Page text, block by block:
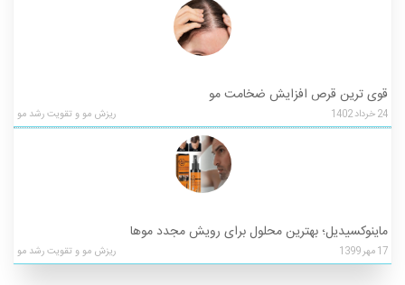
قوی ترین قرص افزایش ضخامت مو
24خرداد1402 ریزش مو و تقویت رشد مو
ماینوکسیدیل؛ بهترین محلول برای رویش مجدد موها
17مهر1399 ریزش مو و تقویت رشد مو